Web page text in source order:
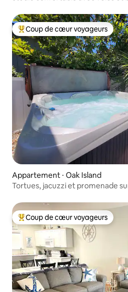
Coups de cœur voyageurs les
Coup de cœur voyageurs
Appartement ⋅ Oak Island
Tortues, jacuzzi et promenade
Coups de cœur voyageurs les
Coup de cœur voyageurs